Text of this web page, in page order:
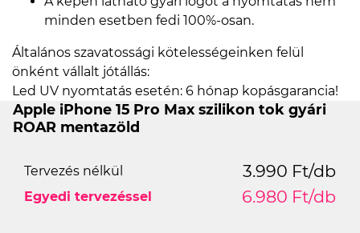
minden esetben fedi 100%-osan.
Általános szavatossági kötelességeinken felül
önként vállalt jótállás:
Led UV nyomtatás esetén: 6 hónap kopásgarancia!
Apple iPhone 15 Pro Max szilikon tok gyári
ROAR mentazöld
Tervezés nélkül 3.990 Ft/db
Egyedi tervezéssel 6.980 Ft/db